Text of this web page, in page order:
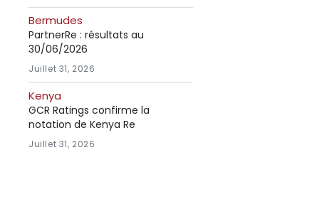
Bermudes
PartnerRe : résultats au
30/06/2026
Juillet 31, 2026
Kenya
GCR Ratings confirme la
notation de Kenya Re
Juillet 31, 2026